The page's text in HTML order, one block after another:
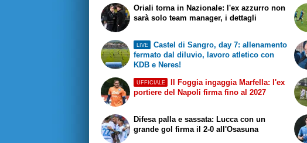
Oriali torna in Nazionale: l'ex azzurro non
sarà solo team manager, i dettagli
LIVE
Castel di Sangro, day 7: allenamento
fermato dal diluvio, lavoro atletico con
KDB e Neres!
UFFICIALE
Il Foggia ingaggia Marfella: l'ex
portiere del Napoli firma fino al 2027
Difesa palla e sassata: Lucca con un
grande gol firma il 2-0 all'Osasuna